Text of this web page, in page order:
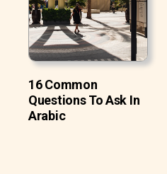
16 Common
Questions To Ask In
Arabic